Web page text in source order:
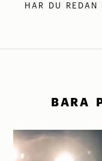
HAR DU REDAN
BARA